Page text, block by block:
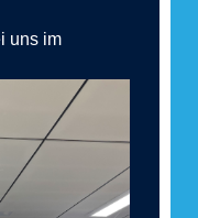
uns im